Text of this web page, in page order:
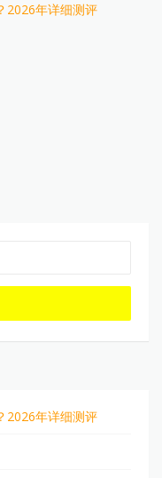
2026年详细测评
2026年详细测评